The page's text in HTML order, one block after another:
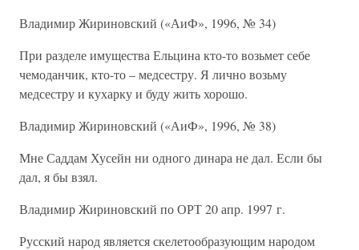
Владимир Жириновский («АиФ», 1996, № 34)
При разделе имущества Ельцина кто-то возьмет себе
чемоданчик, кто-то – медсестру. Я лично возьму
медсестру и кухарку и буду жить хорошо.
Владимир Жириновский («АиФ», 1996, № 38)
Мне Саддам Хусейн ни одного динара не дал. Если бы
дал, я бы взял.
Владимир Жириновский по ОРТ 20 апр. 1997 г.
Русский народ является скелетообразующим народом